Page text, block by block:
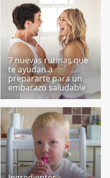
7 nuevas rutinas que
te ayudan a
prepararte para un
embarazo saludable